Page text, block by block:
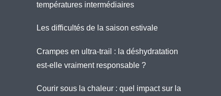
températures intermédiaires
Les difficultés de la saison estivale
Crampes en ultra-trail : la déshydratation
est-elle vraiment responsable ?
Courir sous la chaleur : quel impact sur la